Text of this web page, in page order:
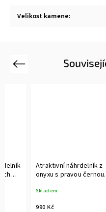
Velikost kamene:
Previous
Atraktivní náhrdelník z
onyxu s pravou černou
Skladem
990 Kč